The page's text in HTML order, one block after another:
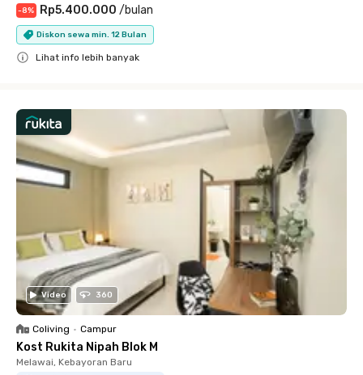
-8% Rp5.400.000 /bulan
Diskon sewa min. 12 Bulan
Lihat info lebih banyak
Video 360
Coliving • Campur
Kost Rukita Nipah Blok M
Melawai, Kebayoran Baru